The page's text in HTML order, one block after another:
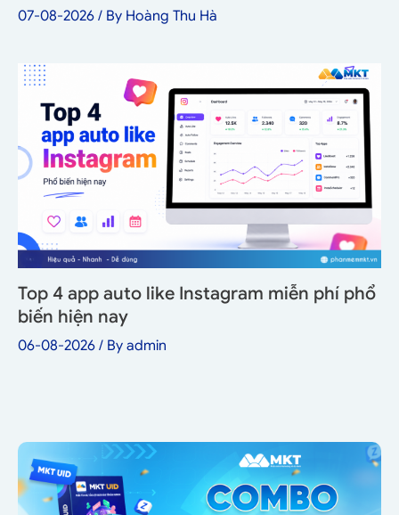
07-08-2026 / By Hoàng Thu Hà
Top 4 app auto like Instagram miễn phí phổ
biến hiện nay
06-08-2026 / By admin